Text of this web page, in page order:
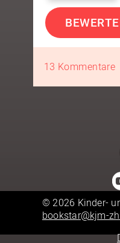
13 Kommentare
© 2026 Kinder-
bookstar@kjm-